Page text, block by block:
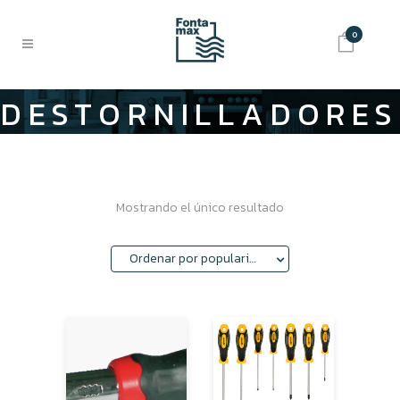
0
DESTORNILLADORES
Mostrando el único resultado
Ordenar por popularidad